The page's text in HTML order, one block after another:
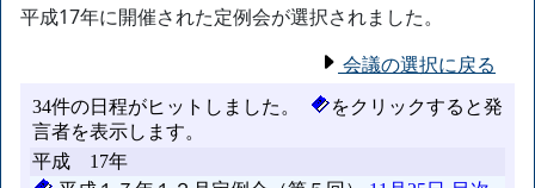
平成17年に開催された定例会が選択されました。
会議の選択に戻る